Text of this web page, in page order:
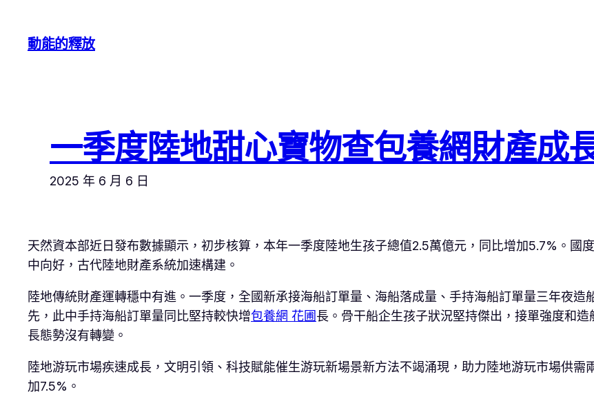
動能的釋放
一季度陸地甜心寶物查包養網財產成
2025 年 6 月 6 日
天然資本部近日發布數據顯示，初步核算，本年一季度陸地生孩子總值2.5萬億元，同比增加5.7%。國
中向好，古代陸地財產系統加速構建。
陸地傳統財產運轉穩中有進。一季度，全國新承接海船訂單量、海船落成量、手持海船訂單量三年夜
先，此中手持海船訂單量同比堅持較快增包養網 花圃長。骨干船企生孩子狀況堅持傑出，接單強度和
長態勢沒有轉變。
陸地游玩市場疾速成長，文明引領、科技賦能催生游玩新場景新方法不竭涌現，助力陸地游玩市場供
加7.5%。